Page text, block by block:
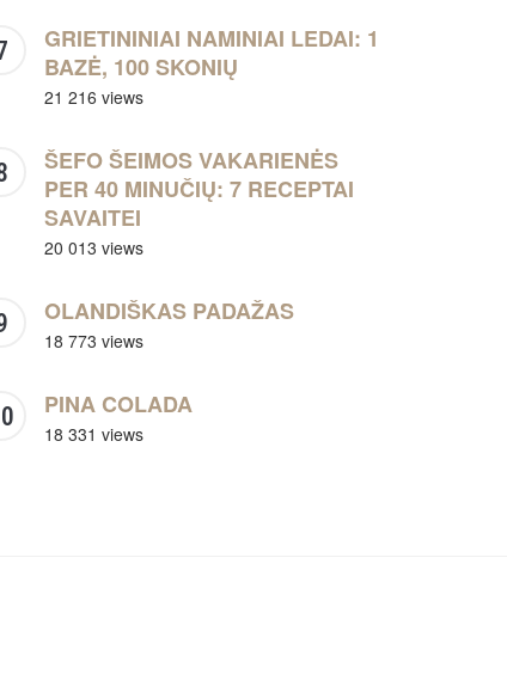
GRIETININIAI NAMINIAI LEDAI: 1
BAZĖ, 100 SKONIŲ
21 216 views
ŠEFO ŠEIMOS VAKARIENĖS
PER 40 MINUČIŲ: 7 RECEPTAI
SAVAITEI
20 013 views
OLANDIŠKAS PADAŽAS
18 773 views
PINA COLADA
18 331 views